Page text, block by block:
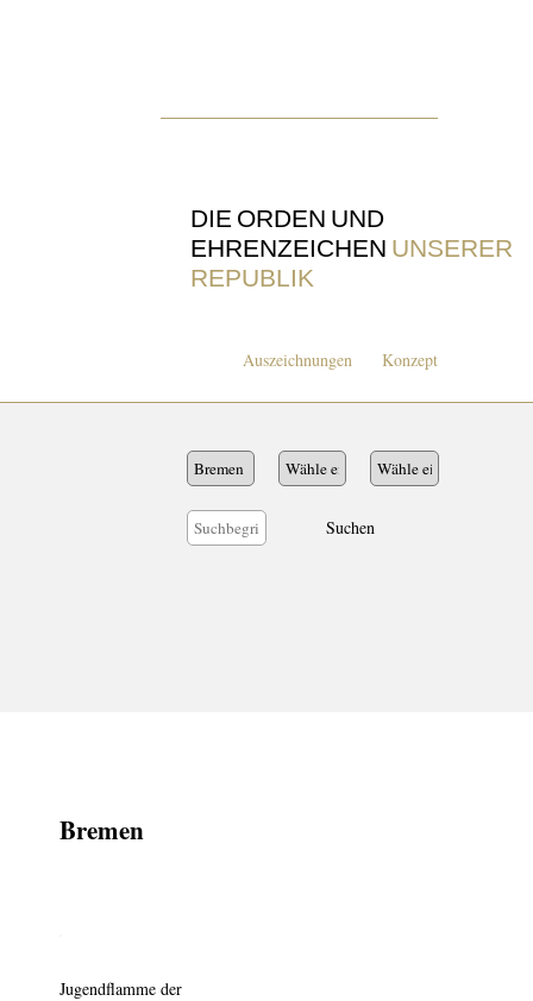
DIE ORDEN UND
EHRENZEICHEN UNSERER
REPUBLIK
Auszeichnungen Konzept
Bremen
Jugendflamme der